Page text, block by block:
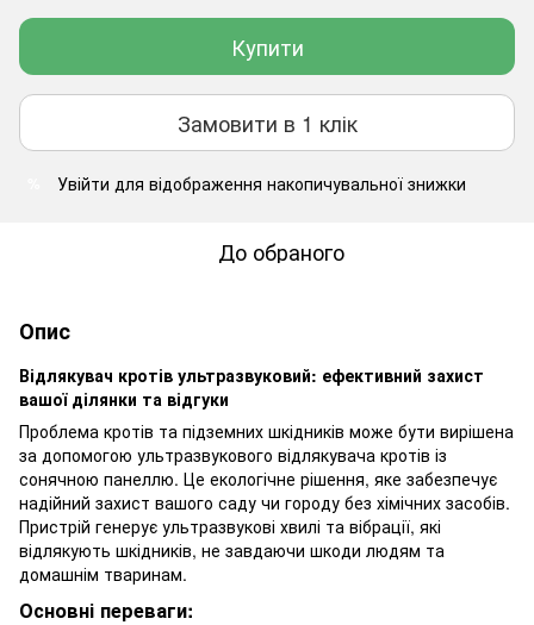
Купити
Замовити в 1 клік
Увійти для відображення накопичувальної знижки
До обраного
Опис
Відлякувач кротів ультразвуковий: ефективний захист
вашої ділянки та відгуки
Проблема кротів та підземних шкідників може бути вирішена
за допомогою ультразвукового відлякувача кротів із
сонячною панеллю. Це екологічне рішення, яке забезпечує
надійний захист вашого саду чи городу без хімічних засобів.
Пристрій генерує ультразвукові хвилі та вібрації, які
відлякують шкідників, не завдаючи шкоди людям та
домашнім тваринам.
Основні переваги: